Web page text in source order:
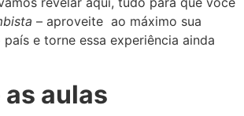
– aproveite ao máximo sua
país e torne essa experiência ainda
aulas